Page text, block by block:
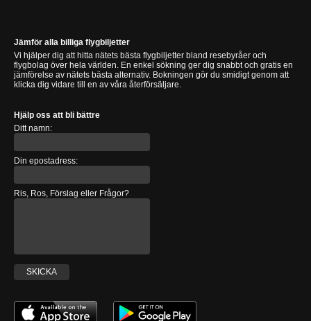
Jämför alla billiga flygbiljetter
Vi hjälper dig att hitta nätets bästa flygbiljetter bland resebyråer och
flygbolag över hela världen. En enkel sökning ger dig snabbt och gratis en
jämförelse av nätets bästa alternativ. Bokningen gör du smidigt genom att
klicka dig vidare till en av våra återförsäljare.
Hjälp oss att bli bättre
Ditt namn:
Din epostadress:
Ris, Ros, Förslag eller Frågor?
SKICKA